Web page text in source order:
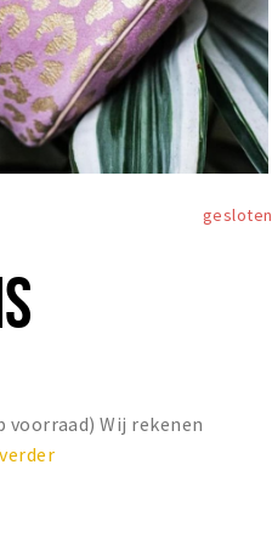
gesloten
Wij rekenen